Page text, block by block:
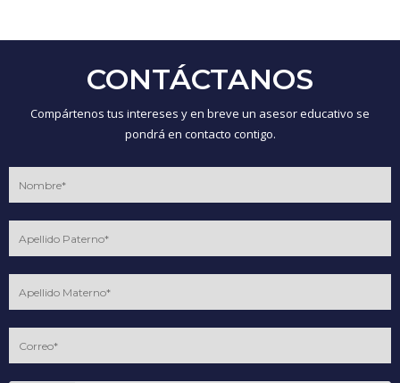
CONTÁCTANOS
Compártenos tus intereses y en breve un asesor educativo se
pondrá en contacto contigo.